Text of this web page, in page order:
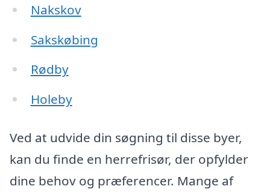
Nakskov
Sakskøbing
Rødby
Holeby
Ved at udvide din søgning til disse byer,
kan du finde en herrefrisør, der opfylder
dine behov og præferencer. Mange af